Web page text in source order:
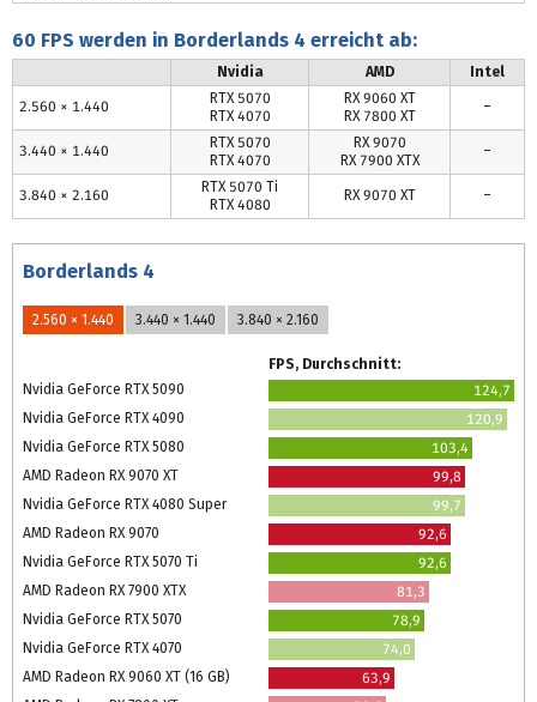
60 FPS werden in Borderlands 4 erreicht ab:
Nvidia AMD Intel
2.560 × 1.440
RTX 5070
RTX 4070
RX 9060 XT
RX 7800 XT
–
3.440 × 1.440
RTX 5070
RTX 4070
RX 9070
RX 7900 XTX
–
3.840 × 2.160
RTX 5070 Ti
RTX 4080
RX 9070 XT –
Borderlands 4
2.560 × 1.440 3.440 × 1.440 3.840 × 2.160
FPS, Durchschnitt:
Nvidia GeForce RTX 5090
124,7
Nvidia GeForce RTX 4090
120,9
Nvidia GeForce RTX 5080
103,4
AMD Radeon RX 9070 XT
99,8
Nvidia GeForce RTX 4080 Super
99,7
AMD Radeon RX 9070
92,6
Nvidia GeForce RTX 5070 Ti
92,6
AMD Radeon RX 7900 XTX
81,3
Nvidia GeForce RTX 5070
78,9
Nvidia GeForce RTX 4070
74,0
AMD Radeon RX 9060 XT (16 GB)
63,9